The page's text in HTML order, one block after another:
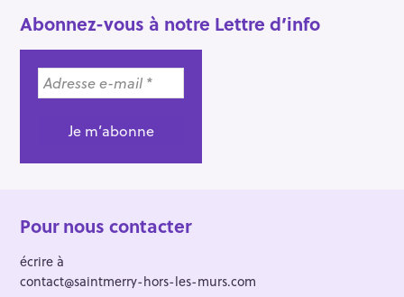
Abonnez-vous à notre Lettre d’info
Pour nous contacter
écrire à
contact@saintmerry-hors-les-murs.com